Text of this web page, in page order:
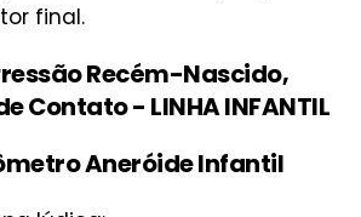
final.
Recém-Nascido,
Contato - LINHA INFANTIL
Aneróide Infantil